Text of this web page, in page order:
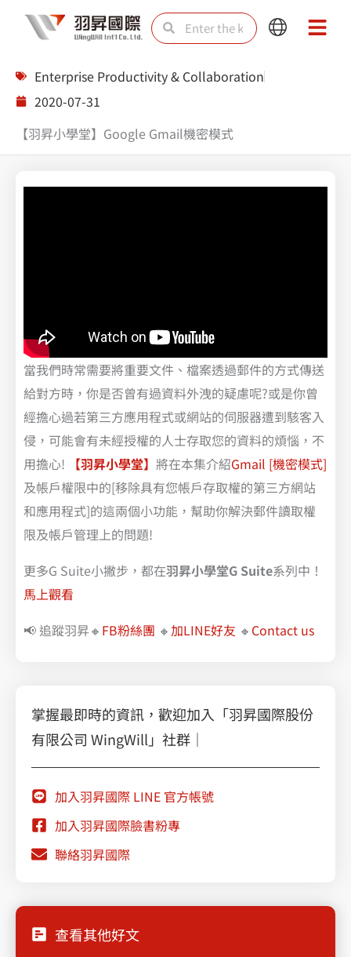
SearchSearch
Main
Main
Enterprise Productivity & Collaboration
2020-07-31
【羽昇小學堂】Google Gmail機密模式
當我們時常需要將重要文件、檔案透過郵件的方式傳送
給對方時，你是否曾有過資料外洩的疑慮呢?或是你曾
經擔心過若第三方應用程式或網站的伺服器遭到駭客入
侵，可能會有未經授權的人士存取您的資料的煩惱，不
用擔心!
【羽昇小學堂】 將在本集介紹Gmail [機密模式]
及帳戶權限中的[移除具有您帳戶存取權的第三方網站
和應用程式]的這兩個小功能，幫助你解決郵件讀取權
限及帳戶管理上的問題!
更多G Suite小撇步，都在羽昇小學堂G Suite系列中！
馬上觀看
📢 追蹤羽昇🔸 FB粉絲團 🔸加LINE好友 🔸 Contact us
掌握最即時的資訊，歡迎加入「羽昇國際股份
有限公司 WingWill」社群｜
加入羽昇國際 LINE 官方帳號
加入羽昇國際臉書粉專
聯絡羽昇國際
查看其他好文